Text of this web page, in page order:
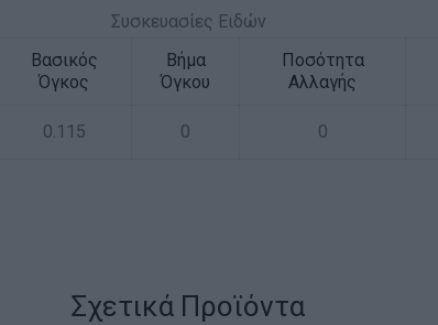
Συσκευασίες Ειδών
Βασικός
Όγκος
Βήμα
Όγκου
Ποσότητα
Αλλαγής
0.115 0 0
Σχετικά Προϊόντα